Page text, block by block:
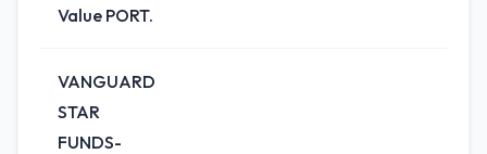
Value PORT.
VANGUARD
STAR
FUNDS-